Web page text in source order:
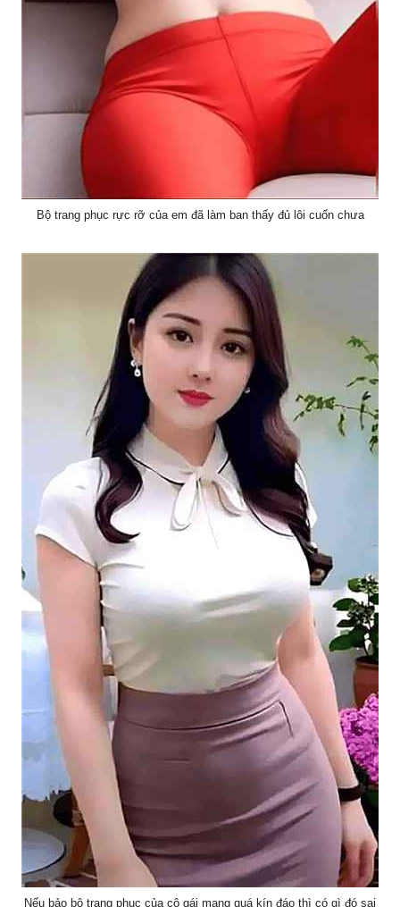
Bộ trang phục rực rỡ của em đã làm ban thấy đủ lôi cuốn chưa
Nếu bảo bộ trang phục của cô gái mang quá kín đáo thì có gì đó sai